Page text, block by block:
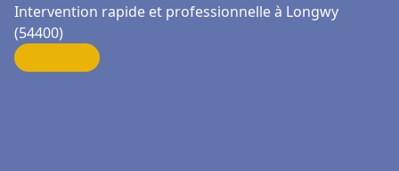
Intervention rapide et professionnelle à Longwy
(54400)